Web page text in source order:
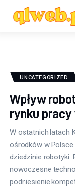
Newsy
Podróże
UNCATEGORIZED
Wpływ
rynku
W ostatnich latach
ośrodków w Polsce
dziedzinie robotyki.
nowoczesne
podniesienie